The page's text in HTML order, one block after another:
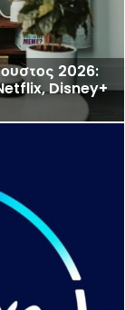
2026:
Disney+